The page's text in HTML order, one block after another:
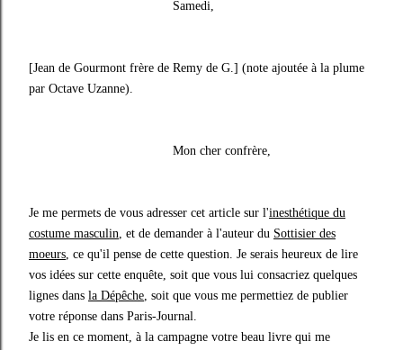
Samedi,
[Jean de Gourmont frère de Remy de G.] (note ajoutée à la plume
par Octave Uzanne).
Mon cher confrère,
Je me permets de vous adresser cet article sur l'inesthétique du
costume masculin, et de demander à l'auteur du Sottisier des
moeurs, ce qu'il pense de cette question. Je serais heureux de lire
vos idées sur cette enquête, soit que vous lui consacriez quelques
lignes dans la Dépêche, soit que vous me permettiez de publier
votre réponse dans Paris-Journal.
Je lis en ce moment, à la campagne votre beau livre qui me